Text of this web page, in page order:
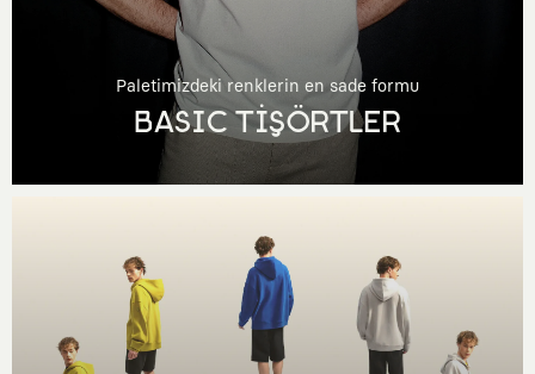
Paletimizdeki renklerin en sade formu
BASIC TİŞÖRTLER